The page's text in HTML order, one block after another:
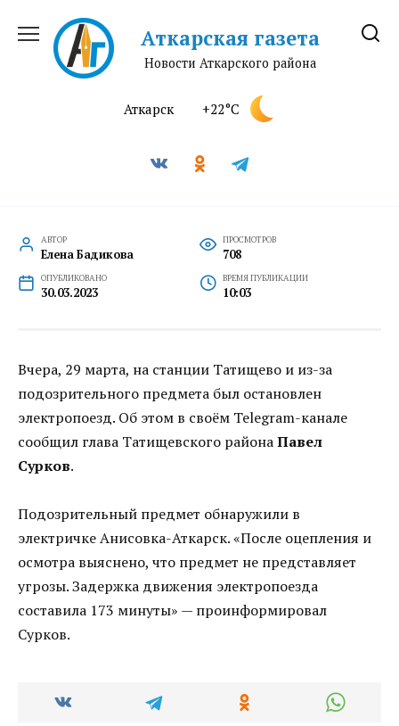
содержанию
Аткарская газета
Новости Аткарского района
Аткарск +22°C
АВТОР
Елена Бадикова
ПРОСМОТРОВ
708
ОПУБЛИКОВАНО
30.03.2023
ВРЕМЯ ПУБЛИКАЦИИ
10:03
Вчера, 29 марта, на станции Татищево и из-за
подозрительного предмета был остановлен
электропоезд. Об этом в своём Telegram-канале
сообщил глава Татищевского районаПавел
Сурков.
Подозрительный предмет обнаружили в
электричке Анисовка-Аткарск. «После оцепления и
осмотра выяснено, что предмет не представляет
угрозы. Задержка движения электропоезда
составила 173 минуты» — проинформировал
Сурков.